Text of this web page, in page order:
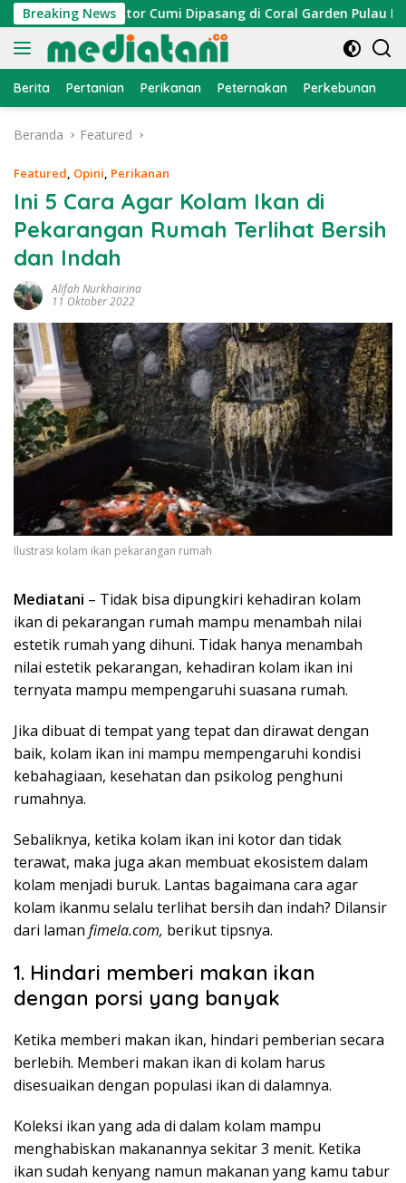
Langsung
ke
konten
Breaking News
Atraktor Cumi Dipasang di Coral Garden Pulau Barrang
Berita Pertanian Perikanan Peternakan Perkebunan
Beranda Featured
Featured, Opini, Perikanan
Ini 5 Cara Agar Kolam Ikan di
Pekarangan Rumah Terlihat Bersih
dan Indah
Alifah Nurkhairina
11 Oktober 2022
Ilustrasi kolam ikan pekarangan rumah
Mediatani – Tidak bisa dipungkiri kehadiran kolam
ikan di pekarangan rumah mampu menambah nilai
estetik rumah yang dihuni. Tidak hanya menambah
nilai estetik pekarangan, kehadiran kolam ikan ini
ternyata mampu mempengaruhi suasana rumah.
Jika dibuat di tempat yang tepat dan dirawat dengan
baik, kolam ikan ini mampu mempengaruhi kondisi
kebahagiaan, kesehatan dan psikolog penghuni
rumahnya.
Sebaliknya, ketika kolam ikan ini kotor dan tidak
terawat, maka juga akan membuat ekosistem dalam
kolam menjadi buruk. Lantas bagaimana cara agar
kolam ikanmu selalu terlihat bersih dan indah? Dilansir
dari laman fimela.com, berikut tipsnya.
1. Hindari memberi makan ikan
dengan porsi yang banyak
Ketika memberi makan ikan, hindari pemberian secara
berlebih. Memberi makan ikan di kolam harus
disesuaikan dengan populasi ikan di dalamnya.
Koleksi ikan yang ada di dalam kolam mampu
menghabiskan makanannya sekitar 3 menit. Ketika
ikan sudah kenyang namun makanan yang kamu tabur